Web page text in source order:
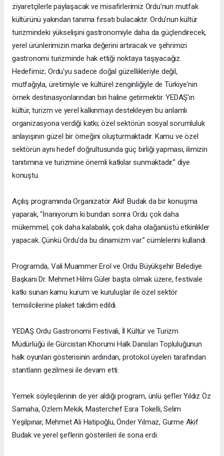
ziyaretçilerle paylaşacak ve misafirlerimiz Ordu'nun mutfak
kültürünü yakından tanıma fırsatı bulacaktır. Ordu’nun kültür
turizmindeki yükselişini gastronomiyle daha da güçlendirecek,
yerel ürünlerimizin marka değerini artıracak ve şehrimizi
gastronomi turizminde hak ettiği noktaya taşıyacağız.
Hedefimiz; Ordu'yu sadece doğal güzellikleriyle değil,
mutfağıyla, üretimiyle ve kültürel zenginliğiyle de Türkiye'nin
örnek destinasyonlarından biri haline getirmektir. YEDAŞ'ın
kültür, turizm ve yerel kalkınmayı destekleyen bu anlamlı
organizasyona verdiği katkı; özel sektörün sosyal sorumluluk
anlayışının güzel bir örneğini oluşturmaktadır. Kamu ve özel
sektörün aynı hedef doğrultusunda güç birliği yapması, ilimizin
tanıtımına ve turizmine önemli katkılar sunmaktadır.” diye
konuştu.
Açılış programında Organizatör Akif Budak da bir konuşma
yaparak, “İnanıyorum ki bundan sonra Ordu çok daha
mükemmel, çok daha kalabalık, çok daha olağanüstü etkinlikler
yapacak. Çünkü Ordu'da bu dinamizm var.” cümlelerini kullandı.
Programda, Vali Muammer Erol ve Ordu Büyükşehir Belediye
Başkanı Dr. Mehmet Hilmi Güler başta olmak üzere, festivale
katkı sunan kamu kurum ve kuruluşlar ile özel sektör
temsilcilerine plaket takdim edildi.
YEDAŞ Ordu Gastronomi Festivali, İl Kültür ve Turizm
Müdürlüğü ile Gürcistan Khorumi Halk Dansları Topluluğunun
halk oyunları gösterisinin ardından, protokol üyeleri tarafından
stantların gezilmesi ile devam etti.
Yemek söyleşilerinin de yer aldığı program, ünlü şefler Yıldız Öz
Samaha, Özlem Mekik, Masterchef Esra Tokelli, Selim
Yeşilpınar, Mehmet Ali Hatipoğlu, Önder Yılmaz, Gurme Akif
Budak ve yerel şeflerin gösterileri ile sona erdi.